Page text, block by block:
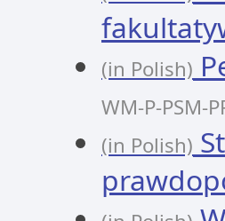
(in Polish)
WM-P-PSM-
(in Polish)